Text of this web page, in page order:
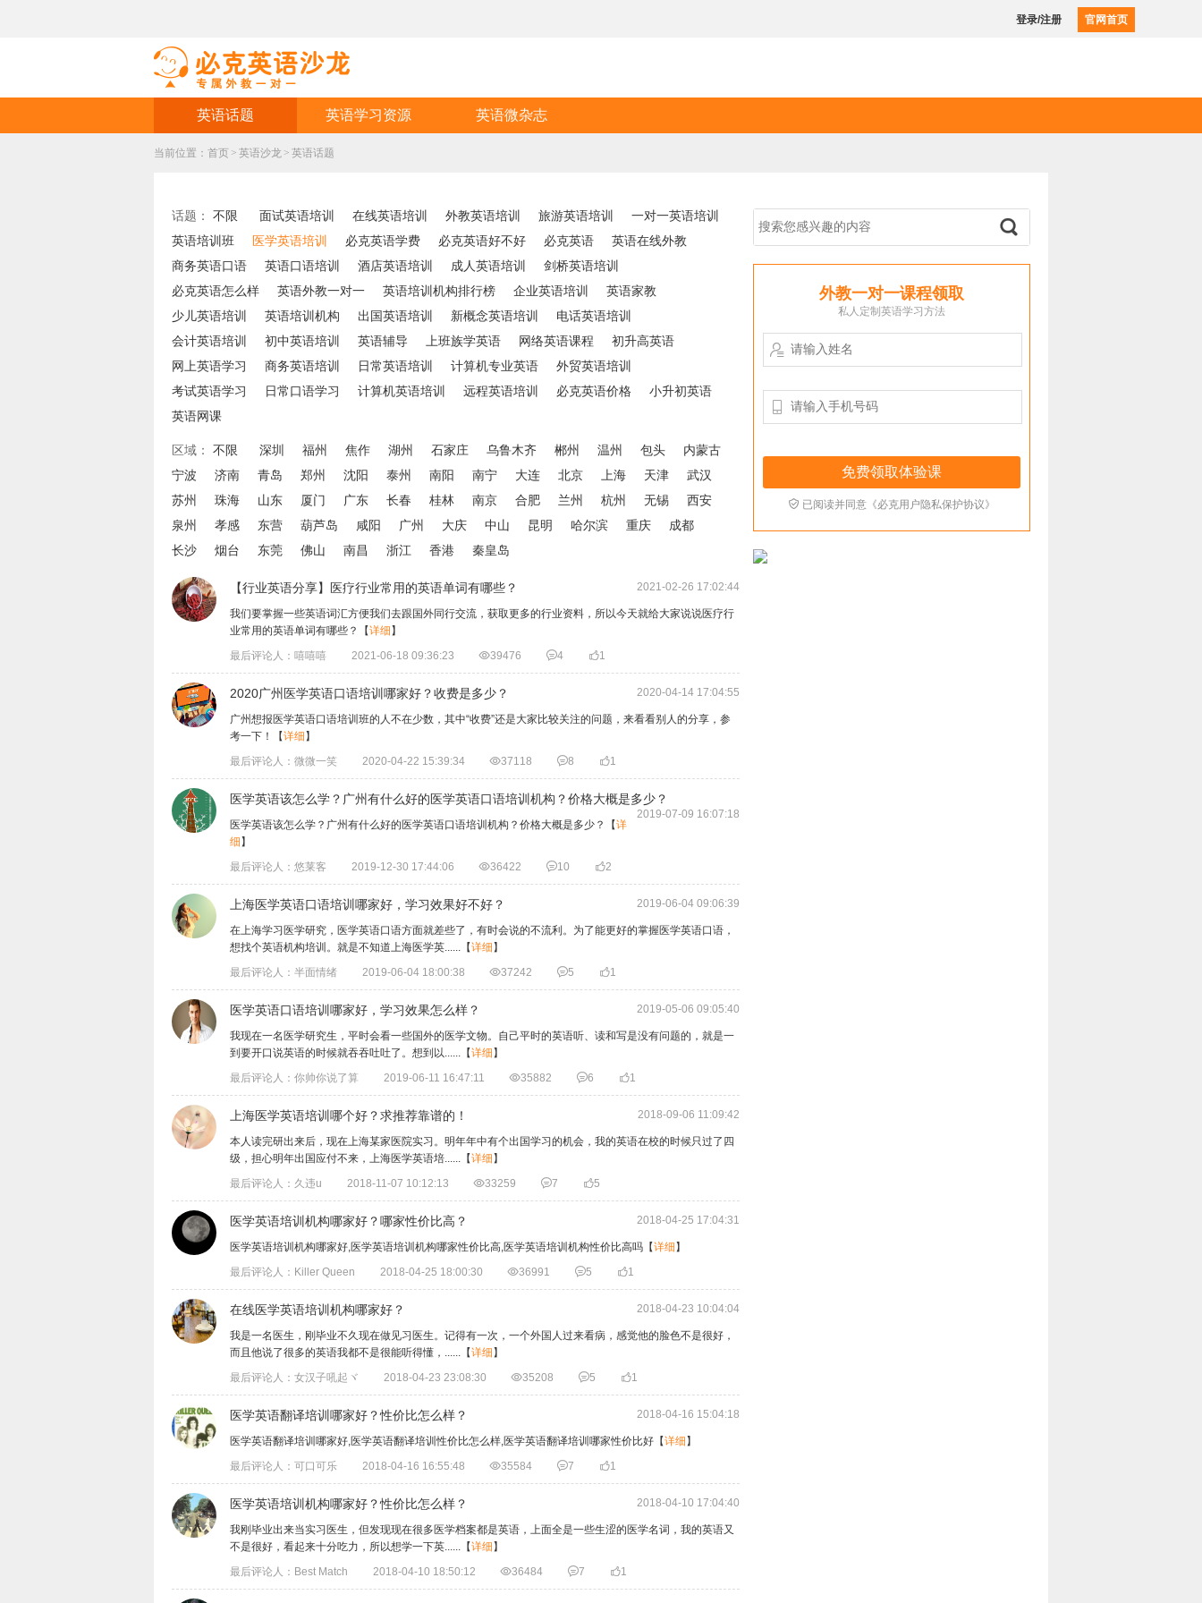
登录/注册 官网首页
英语话题 英语学习资源 英语微杂志
当前位置： 首页 > 英语沙龙 > 英语话题
外教一对一课程领取
私人定制英语学习方法


 已阅读并同意《必克用户隐私保护协议》
话题： 不限 面试英语培训 在线英语培训 外教英语培训 旅游英语培训
一对一英语培训
英语培训班
医学英语培训 必克英语学费 必克英语好不好 必克英语
英语在线外教
商务英语口语
英语口语培训 酒店英语培训 成人英语培训
剑桥英语培训
必克英语怎么样
英语外教一对一 英语培训机构排行榜 企业英语培训
英语家教
少儿英语培训
英语培训机构 出国英语培训 新概念英语培训
电话英语培训
会计英语培训
初中英语培训 英语辅导 上班族学英语 网络英语课程
初升高英语
网上英语学习
商务英语培训 日常英语培训 计算机专业英语
外贸英语培训
考试英语学习
日常口语学习 计算机英语培训 远程英语培训 必克英语价格
小升初英语
英语网课
区域： 不限 深圳 福州 焦作 湖州 石家庄 乌鲁木齐 郴州 温州 包头
内蒙古
宁波
济南 青岛 郑州 沈阳 泰州 南阳 南宁 大连 北京 上海 天津
武汉
苏州
珠海 山东 厦门 广东 长春 桂林 南京 合肥 兰州 杭州 无锡
西安
泉州
孝感 东营 葫芦岛 咸阳 广州 大庆 中山 昆明 哈尔滨 重庆
成都
长沙
烟台 东莞 佛山 南昌 浙江 香港 秦皇岛
【行业英语分享】医疗行业常用的英语单词有哪些？ 2021-02-26 17:02:44
我们要掌握一些英语词汇方便我们去跟国外同行交流，获取更多的行业资料，所以今天就给大家说说医疗行
业常用的英语单词有哪些？
【详细 】
最后评论人：嘻嘻嘻
2021-06-18 09:36:23 39476 4 1
2020广州医学英语口语培训哪家好？收费是多少？ 2020-04-14 17:04:55
广州想报医学英语口语培训班的人不在少数，其中“收费”还是大家比较关注的问题，来看看别人的分享，参
考一下！
【详细 】
最后评论人：微微一笑
2020-04-22 15:39:34 37118 8 1
医学英语该怎么学？广州有什么好的医学英语口语培训机构？价格大概是多少？
2019-07-09 16:07:18
医学英语该怎么学？广州有什么好的医学英语口语培训机构？价格大概是多少？
【详
细 】
最后评论人：悠莱客
2019-12-30 17:44:06 36422 10 2
上海医学英语口语培训哪家好，学习效果好不好？ 2019-06-04 09:06:39
在上海学习医学研究，医学英语口语方面就差些了，有时会说的不流利。为了能更好的掌握医学英语口语，
想找个英语机构培训。就是不知道上海医学英...... 【详细 】
最后评论人：半面情绪
2019-06-04 18:00:38 37242 5 1
医学英语口语培训哪家好，学习效果怎么样？ 2019-05-06 09:05:40
我现在一名医学研究生，平时会看一些国外的医学文物。自己平时的英语听、读和写是没有问题的，就是一
到要开口说英语的时候就吞吞吐吐了。想到以...... 【详细 】
最后评论人：你帅你说了算
2019-06-11 16:47:11 35882 6 1
上海医学英语培训哪个好？求推荐靠谱的！ 2018-09-06 11:09:42
本人读完研出来后，现在上海某家医院实习。明年年中有个出国学习的机会，我的英语在校的时候只过了四
级，担心明年出国应付不来，上海医学英语培...... 【详细 】
最后评论人：久违u
2018-11-07 10:12:13 33259 7 5
医学英语培训机构哪家好？哪家性价比高？ 2018-04-25 17:04:31
医学英语培训机构哪家好,医学英语培训机构哪家性价比高,医学英语培训机构性价比高吗 【详细 】
最后评论人：Killer Queen
2018-04-25 18:00:30 36991 5 1
在线医学英语培训机构哪家好？ 2018-04-23 10:04:04
我是一名医生，刚毕业不久现在做见习医生。记得有一次，一个外国人过来看病，感觉他的脸色不是很好，
而且他说了很多的英语我都不是很能听得懂，...... 【详细 】
最后评论人：女汉子吼起ヾ
2018-04-23 23:08:30 35208 5 1
医学英语翻译培训哪家好？性价比怎么样？ 2018-04-16 15:04:18
医学英语翻译培训哪家好,医学英语翻译培训性价比怎么样,医学英语翻译培训哪家性价比好 【详细 】
最后评论人：可口可乐
2018-04-16 16:55:48 35584 7 1
医学英语培训机构哪家好？性价比怎么样？ 2018-04-10 17:04:40
我刚毕业出来当实习医生，但发现现在很多医学档案都是英语，上面全是一些生涩的医学名词，我的英语又
不是很好，看起来十分吃力，所以想学一下英...... 【详细 】
最后评论人：Best Match
2018-04-10 18:50:12 36484 7 1